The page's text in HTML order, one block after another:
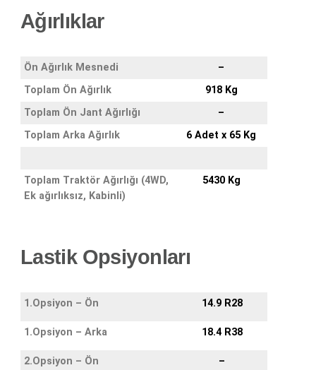
Ağırlıklar
Ön Ağırlık Mesnedi
–
Toplam Ön Ağırlık
918 Kg
Toplam Ön Jant Ağırlığı
–
Toplam Arka Ağırlık
6 Adet x 65 Kg
Toplam Traktör Ağırlığı (4WD,
Ek ağırlıksız, Kabinli)
5430 Kg
Lastik Opsiyonları
1.Opsiyon – Ön 14.9 R28
1.Opsiyon – Arka 18.4 R38
2.Opsiyon – Ön –